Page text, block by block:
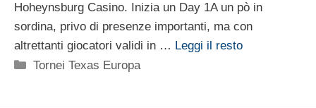
Hoheynsburg Casino. Inizia un Day 1A un pò in
sordina, privo di presenze importanti, ma con
altrettanti giocatori validi in … Leggi il resto
Categorie
Tornei Texas Europa